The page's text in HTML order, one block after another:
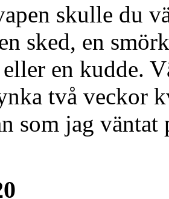
skulle du
sked, en
en kudde.
två veckor
som jag väntat